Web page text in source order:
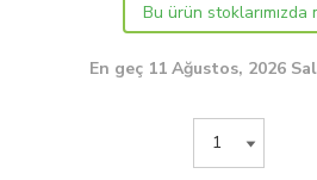
Bu ürün stoklarımızda
En geç 11 Ağustos, 2026